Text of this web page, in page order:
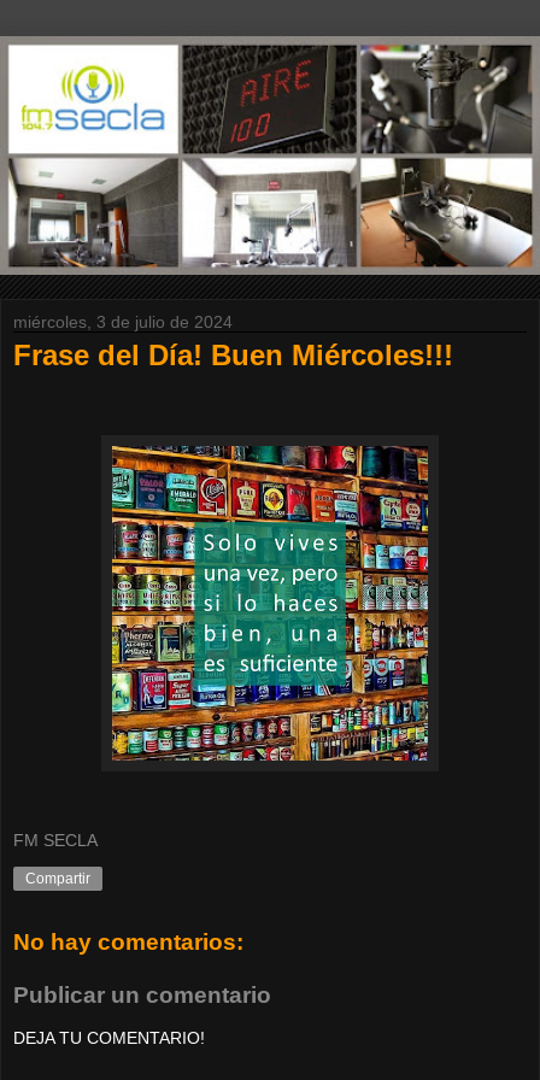
miércoles, 3 de julio de 2024
Frase del Día! Buen Miércoles!!!
FM SECLA
Compartir
No hay comentarios:
Publicar un comentario
DEJA TU COMENTARIO!